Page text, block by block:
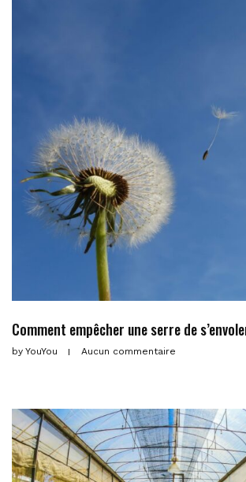
Comment empêcher une serre de
by YouYou Aucun commentaire